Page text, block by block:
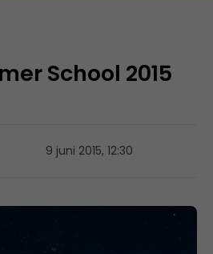
School 2015
9 juni 2015, 12:30